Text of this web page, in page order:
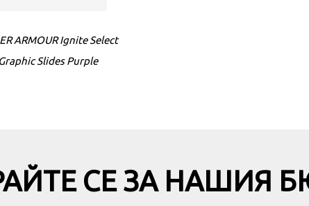
ARMOUR Ignite Select
Graphic Slides Purple
СЕ ЗА НАШИЯ